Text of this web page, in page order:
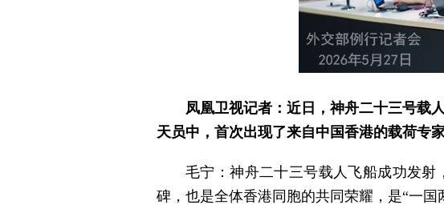
凤凰卫视记者：近日，神舟二十三号载
天员中，首次出现了来自中国香港的载荷专
毛宁：神舟二十三号载人飞船成功发射
碑，也是全体香港同胞的共同荣耀，是“一国